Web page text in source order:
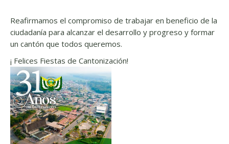
Reafirmamos el compromiso de trabajar en beneficio de la
ciudadanía para alcanzar el desarrollo y progreso y formar
un cantón que todos queremos.
¡ Felices Fiestas de Cantonización!